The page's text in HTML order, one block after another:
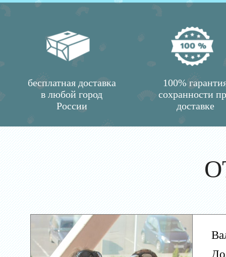
бесплатная доставка
в любой город
России
100%
сохранности
доставке